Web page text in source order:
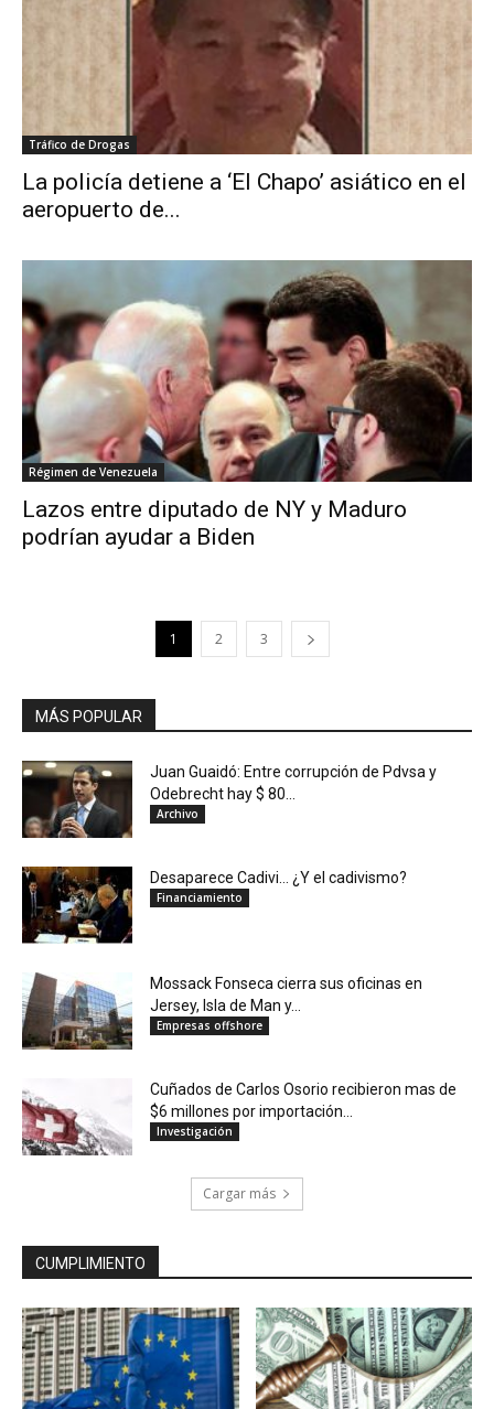
Tráfico de Drogas
La policía detiene a ‘El Chapo’ asiático en el
aeropuerto de...
Régimen de Venezuela
Lazos entre diputado de NY y Maduro
podrían ayudar a Biden
1 2 3
MÁS POPULAR
Juan Guaidó: Entre corrupción de Pdvsa y
Odebrecht hay $ 80...
Archivo
Desaparece Cadivi… ¿Y el cadivismo?
Financiamiento
Mossack Fonseca cierra sus oficinas en
Jersey, Isla de Man y...
Empresas offshore
Cuñados de Carlos Osorio recibieron mas de
$6 millones por importación...
Investigación
Cargar más
CUMPLIMIENTO